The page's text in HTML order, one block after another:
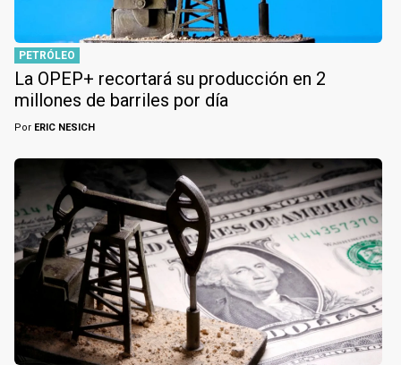
PETRÓLEO
La OPEP+ recortará su producción en 2
millones de barriles por día
Por ERIC NESICH